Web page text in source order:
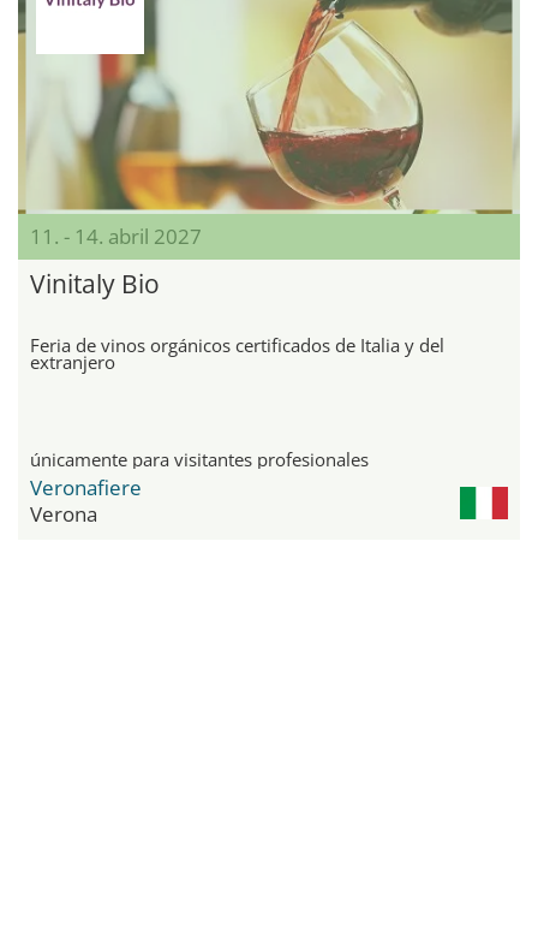
11. - 14. abril 2027
Vinitaly Bio
Feria de vinos orgánicos certificados de Italia y del
extranjero
únicamente para visitantes profesionales
Veronafiere
Verona